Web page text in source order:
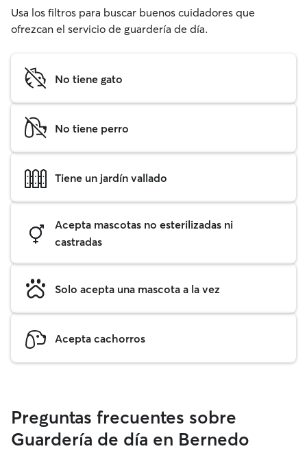
Usa los filtros para buscar buenos cuidadores que
ofrezcan el servicio de guardería de día.
No tiene gato
No tiene perro
Tiene un jardín vallado
Acepta mascotas no esterilizadas ni
castradas
Solo acepta una mascota a la vez
Acepta cachorros
Preguntas frecuentes sobre
Guardería de día en Bernedo